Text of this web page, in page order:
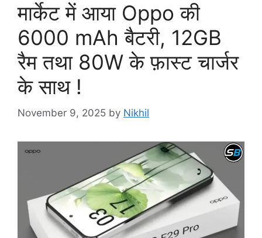
मार्केट में आया Oppo की
6000 mAh बैटरी, 12GB
रैम तथा 80W के फ़ास्ट चार्जर
के साथ !
November 9, 2025 by Nikhil